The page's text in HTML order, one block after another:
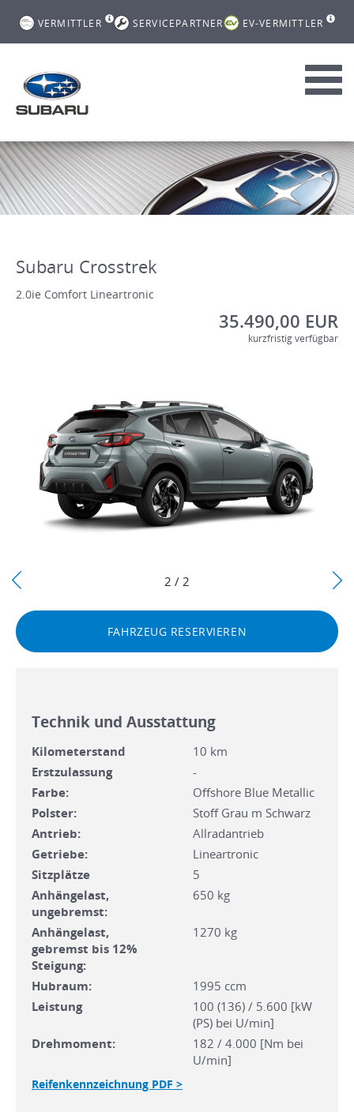
VERMITTLER SERVICEPARTNER EV-VERMITTLER
Subaru Crosstrek
2.0ie Comfort Lineartronic
35.490,00 EUR
kurzfristig verfügbar
2 / 2
FAHRZEUG RESERVIEREN
Technik und Ausstattung
Kilometerstand
10 km
Erstzulassung
-
Farbe:
Offshore Blue Metallic
Polster:
Stoff Grau m Schwarz
Antrieb:
Allradantrieb
Getriebe:
Lineartronic
Sitzplätze
5
Anhängelast,
ungebremst:
650 kg
Anhängelast,
gebremst bis 12%
Steigung:
1270 kg
Hubraum:
1995 ccm
Leistung
100 (136) / 5.600 [kW
(PS) bei U/min]
Drehmoment:
182 / 4.000 [Nm bei
U/min]
Reifenkennzeichnung PDF >